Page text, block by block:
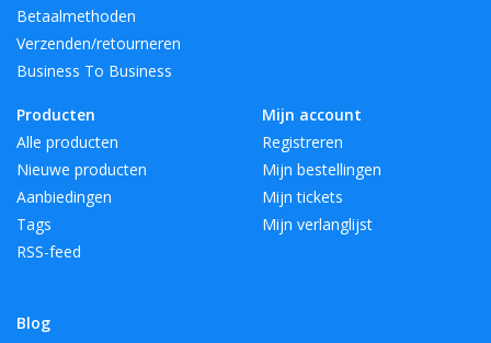
Betaalmethoden
Verzenden/retourneren
Business To Business
Producten
Alle producten
Nieuwe producten
Aanbiedingen
Tags
RSS-feed
Blog
Mijn account
Registreren
Mijn bestellingen
Mijn tickets
Mijn verlanglijst